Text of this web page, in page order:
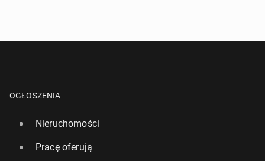
OGŁOSZENIA
Nieruchomości
Pracę oferują